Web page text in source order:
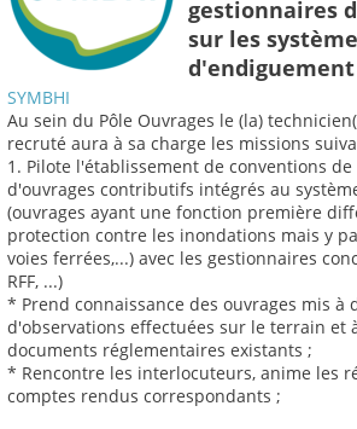
gestionnaires
sur les
d'endiguement
SYMBHI
Au sein du Pôle Ouvrages le (la)
recruté aura à sa charge les missions
1. Pilote l'établissement de conventions
d'ouvrages contributifs intégrés au
(ouvrages ayant une fonction première
protection contre les inondations mais y
voies ferrées,...) avec les gestionnaires
RFF, ...)
* Prend connaissance des ouvrages mis à
d'observations effectuées sur le terrain et
documents réglementaires existants ;
* Rencontre les interlocuteurs, anime les
comptes rendus correspondants ;